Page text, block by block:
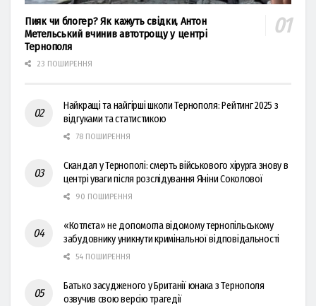
Пияк чи блогер? Як кажуть свідки, Антон
Метельський вчинив автотрощу у центрі
Тернополя
23 ПОШИРЕННЯ
Найкращі та найгірші школи Тернополя: Рейтинг 2025 з
відгуками та статистикою
78 ПОШИРЕННЯ
Скандал у Тернополі: смерть військового хірурга знову в
центрі уваги після розслідування Яніни Соколової
90 ПОШИРЕННЯ
«Котлєта» не допомогла відомому тернопільському
забудовнику уникнути кримінальної відповідальності
54 ПОШИРЕННЯ
Батько засудженого у Британії юнака з Тернополя
озвучив свою версію трагедії